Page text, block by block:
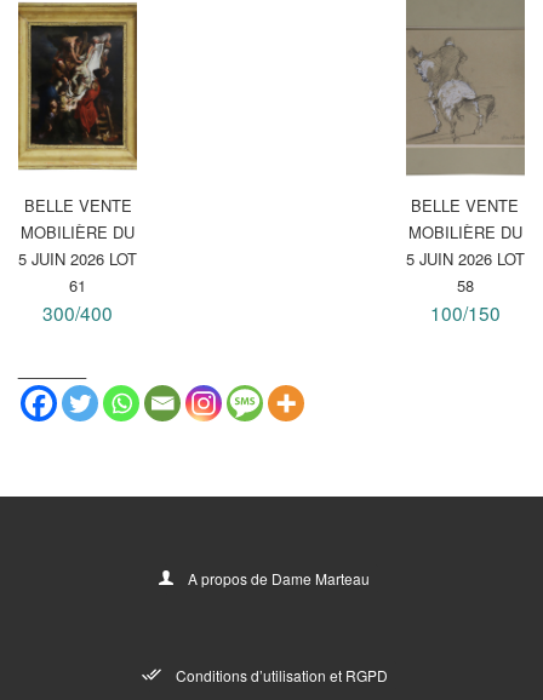
BELLE VENTE
MOBILIÈRE DU
5 JUIN 2026 LOT
61
300/400
BELLE VENTE
MOBILIÈRE DU
5 JUIN 2026 LOT
58
100/150
A propos de Dame Marteau
Conditions d’utilisation et RGPD